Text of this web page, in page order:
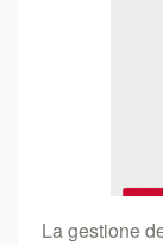
La gestione